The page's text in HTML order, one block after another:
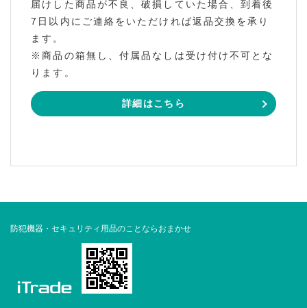
届けした商品が不良、破損していた場合、到着後
7日以内にご連絡をいただければ返品交換を承り
ます。
※商品の箱無し、付属品なしは受け付け不可とな
ります。
詳細はこちら
防犯機器・セキュリティ用品のことならおまかせ